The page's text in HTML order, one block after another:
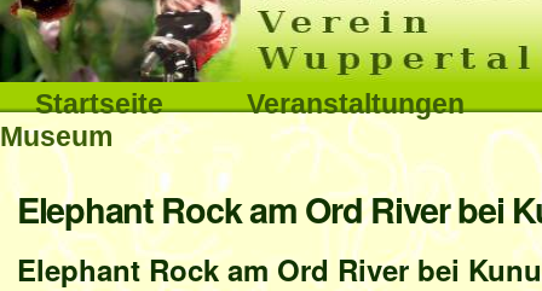
|
Direkt
zur
Navigation
Sektionen
Startseite
Veranstaltungen
Museum
Benutzerspezifische
Werkzeuge
Elephant Rock am Ord River bei
Elephant Rock am Ord River bei